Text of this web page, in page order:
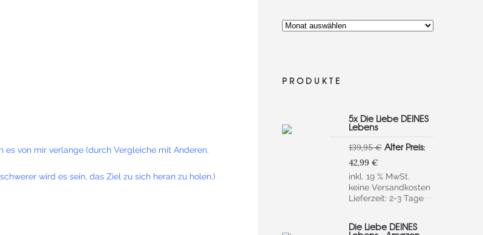
von mir verlange (durch Vergleiche mit Anderen.
wird es sein, das Ziel zu sich heran zu holen.)
PRODUKTE
5x Die Liebe DEINES
Lebens
139,95€ Ursprünglicher
139,95 €
Alter Preis:
42,99 €
Preis
ist:
42,99 €.
inkl. 19 % MwSt.
keine Versandkosten
Lieferzeit:2-3 Tage
Die Liebe DEINES